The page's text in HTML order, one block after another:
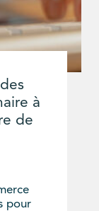
à
de
pour